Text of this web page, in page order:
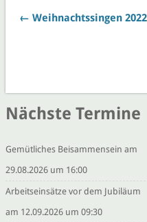
← Weihnachtssingen 2022
Nächste Termine
Gemütliches Beisammensein am
29.08.2026 um 16:00
Arbeitseinsätze vor dem Jubiläum
am 12.09.2026 um 09:30